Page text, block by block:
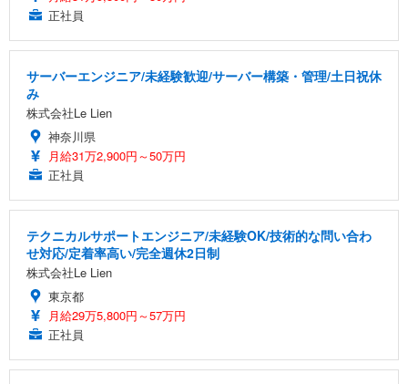
正社員
サーバーエンジニア/未経験歓迎/サーバー構築・管理/土日祝休
み
株式会社Le Lien
神奈川県
月給31万2,900円～50万円
正社員
テクニカルサポートエンジニア/未経験OK/技術的な問い合わ
せ対応/定着率高い/完全週休2日制
株式会社Le Lien
東京都
月給29万5,800円～57万円
正社員